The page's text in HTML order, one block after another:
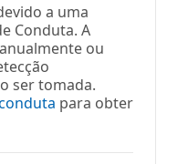
a uma
Conduta. A
ou
ser tomada.
para obter